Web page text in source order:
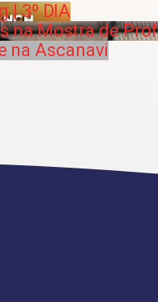
| 3º DIA
na Mostra de
na Ascanavi